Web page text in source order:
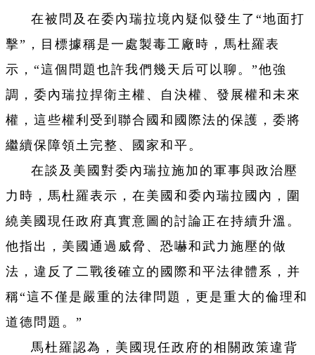
在被問及在委內瑞拉境內疑似發生了“地面打
擊”，目標據稱是一處製毒工廠時，馬杜羅表
示，“這個問題也許我們幾天后可以聊。”他強
調，委內瑞拉捍衛主權、自決權、發展權和未來
權，這些權利受到聯合國和國際法的保護，委將
繼續保障領土完整、國家和平。
在談及美國對委內瑞拉施加的軍事與政治壓
力時，馬杜羅表示，在美國和委內瑞拉國內，圍
繞美國現任政府真實意圖的討論正在持續升溫。
他指出，美國通過威脅、恐嚇和武力施壓的做
法，違反了二戰後確立的國際和平法律體系，并
稱“這不僅是嚴重的法律問題，更是重大的倫理和
道德問題。”
馬杜羅認為，美國現任政府的相關政策違背